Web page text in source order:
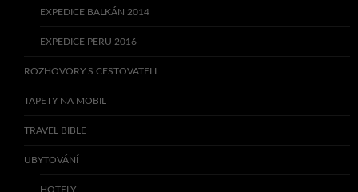
EXPEDICE BALKÁN 2014
EXPEDICE PERU 2016
ROZHOVORY S CESTOVATELI
TAPETY NA MOBIL
TRAVEL BIBLE
UBYTOVÁNÍ
HOTELY